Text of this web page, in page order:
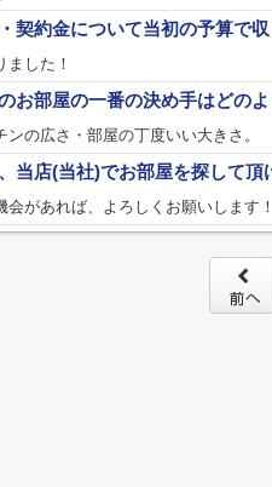
契約金について当初の予算で
ました！
お部屋の一番の決め手はどの
ンの広さ・部屋の丁度いい大きさ。
当店(当社)でお部屋を探して
会があれば、よろしくお願いします！